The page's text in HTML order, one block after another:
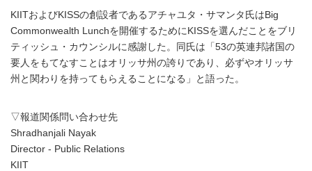
KIITおよびKISSの創設者であるアチャユタ・サマンタ氏はBig
Commonwealth Lunchを開催するためにKISSを選んだことをブリ
ティッシュ・カウンシルに感謝した。同氏は「53の英連邦諸国の
要人をもてなすことはオリッサ州の誇りであり、必ずやオリッサ
州と関わりを持ってもらえることになる」と語った。
▽報道関係問い合わせ先
Shradhanjali Nayak
Director - Public Relations
KIIT